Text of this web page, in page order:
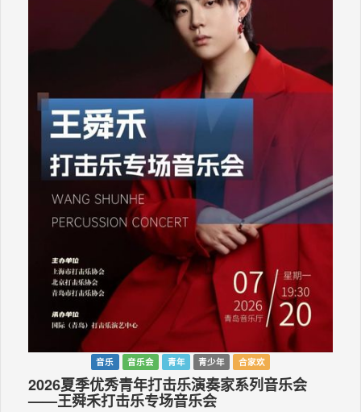
音乐 音乐会 青年 青少年 合家欢
2026夏季优秀青年打击乐演奏家系列音乐会
——王舜禾打击乐专场音乐会